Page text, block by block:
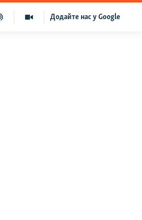
Додайте нас у Google